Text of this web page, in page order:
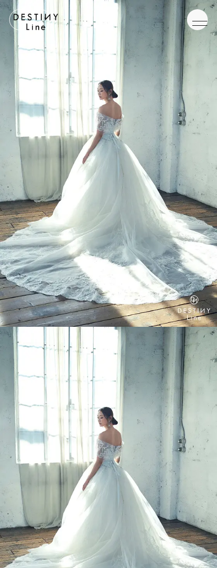
JA IT
TOP
COLLECTION
WEDDING DRESS
COLOR DRESS
BRAND
VERA WANG HAUTE
ALL BRAND
NEW DRESS
RANKING
SHOP
INFORMATION MY LIST
CONTACT
REQUEST
RESERVATION